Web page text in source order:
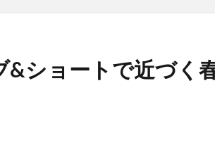
&ショートで近づく